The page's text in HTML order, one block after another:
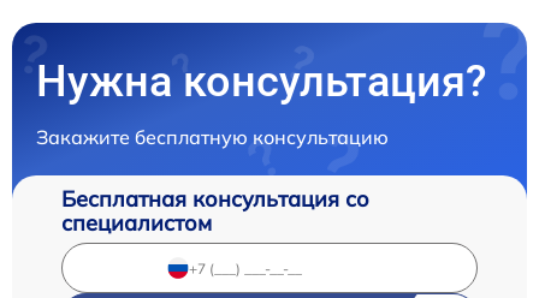
Нужна консультация?
Закажите бесплатную консультацию
Бесплатная консультация со
специалистом